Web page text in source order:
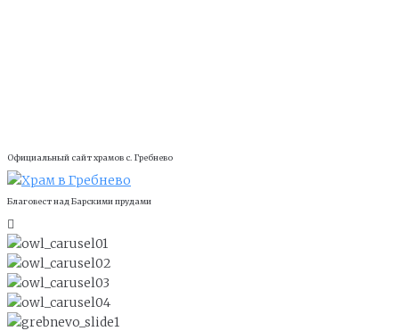
Официальный сайт храмов с. Гребнево
Благовест над Барскими прудами